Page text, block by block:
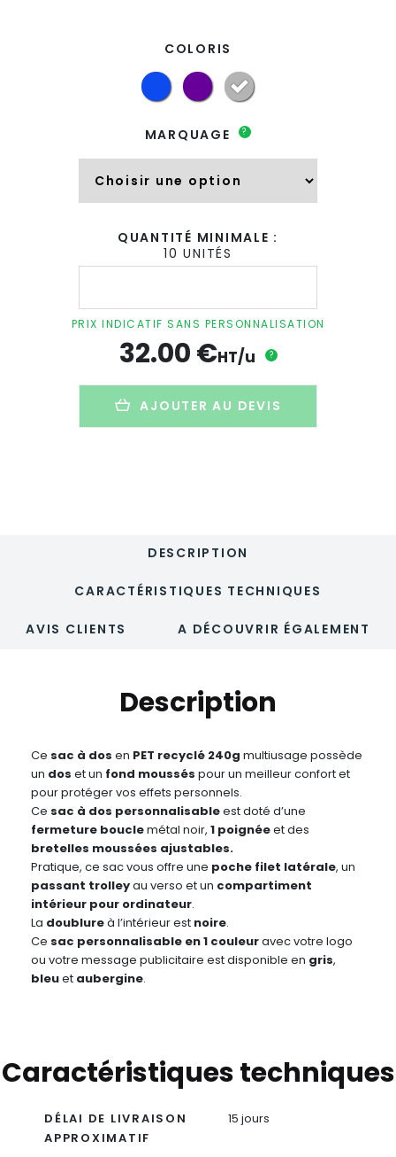
COLORIS
MARQUAGE ?
QUANTITÉ MINIMALE :
10 UNITÉS
quantité
à
dos
personnalisé
VANGUARD
PRIX INDICATIF SANS PERSONNALISATION
32.00€HT/u ?
AJOUTER AU DEVIS
DESCRIPTION
CARACTÉRISTIQUES TECHNIQUES
AVIS CLIENTS A DÉCOUVRIR ÉGALEMENT
Description
Ce sac à dos en PET recyclé 240g multiusage possède
un dos et un fond moussés pour un meilleur confort et
pour protéger vos effets personnels.
Ce sac à dos personnalisableest doté d’une
fermeture bouclemétal noir, 1 poignéeet des
bretelles moussées ajustables.
Pratique, ce sac vous offre une poche filet latérale, un
passant trolleyau verso et un compartiment
intérieur pour ordinateur.
La doublureà l’intérieur est noire.
Ce sac personnalisable en 1 couleuravec votre logo
ou votre message publicitaire est disponible en gris,
bleuet aubergine.
Caractéristiques techniques
DÉLAI DE LIVRAISON
APPROXIMATIF
15 jours